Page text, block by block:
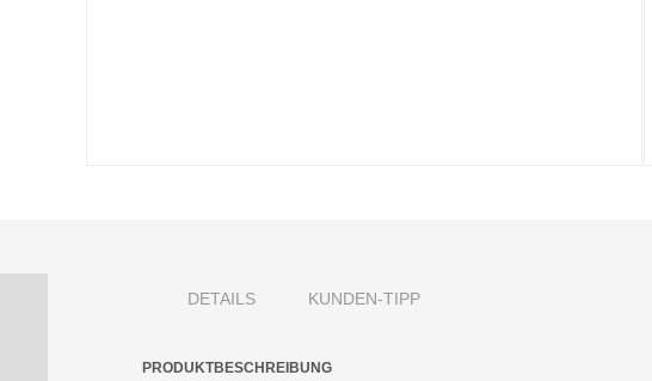
DETAILS KUNDEN-TIPP
PRODUKTBESCHREIBUNG